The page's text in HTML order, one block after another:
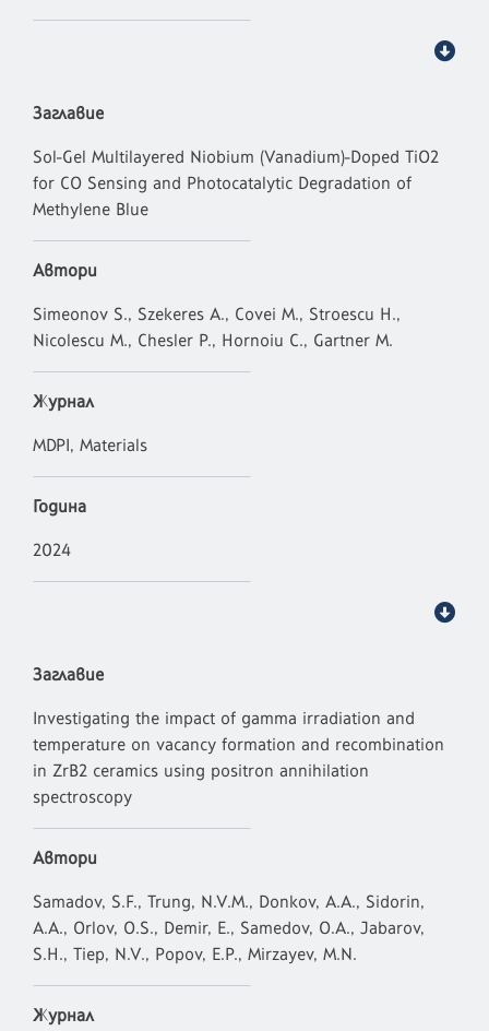
Заглавие
Sol-Gel Multilayered Niobium (Vanadium)-Doped TiO2
for CO Sensing and Photocatalytic Degradation of
Methylene Blue
Автори
Simeonov S., Szekeres A., Covei M., Stroescu H.,
Nicolescu M., Chesler P., Hornoiu C., Gartner M.
Журнал
MDPI, Materials
Година
2024
Заглавие
Investigating the impact of gamma irradiation and
temperature on vacancy formation and recombination
in ZrB2 ceramics using positron annihilation
spectroscopy
Автори
Samadov, S.F., Trung, N.V.M., Donkov, A.A., Sidorin,
A.A., Orlov, O.S., Demir, E., Samedov, O.A., Jabarov,
S.H., Tiep, N.V., Popov, E.P., Mirzayev, M.N.
Журнал